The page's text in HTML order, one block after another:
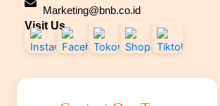
Marketing@bnb.co.id
Visit Us